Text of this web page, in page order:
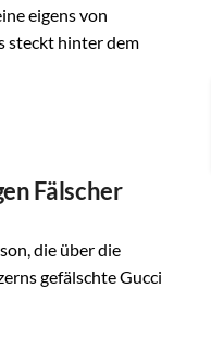
eigens von
steckt hinter dem
Fälscher
die über die
gefälschte Gucci